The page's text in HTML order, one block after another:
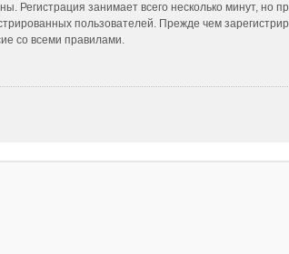
Регистрация занимает всего несколько минут,
пользователей. Прежде чем
со всеми правилами.